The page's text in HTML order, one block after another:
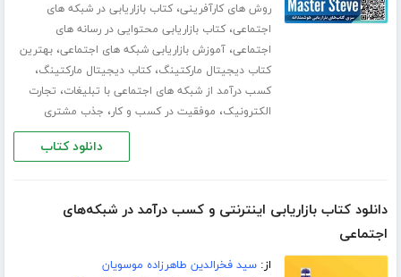
روش های کارآفرینی،کتاب بازاریابی در شبکه های
اجتماعی،کتاب بازاریابی محتوایی در رسانه های
اجتماعی،آموزش بازاریابی شبکه های اجتماعی،بهترین
کتاب دیجیتال مارکتینگ،کتاب دیجیتال مارکتینگ،
کسب درآمد از شبکه های اجتماعی با تبلیغات، تجارت
الکترونیک، موفقیت در کسب و کار، جذب مشتری
دانلود کتاب
دانلود کتاب بازاریابی اینترنتی و کسب درآمد در شبکه‌های
اجتماعی
از:سید فخرالدین طاهرزاده موسویان